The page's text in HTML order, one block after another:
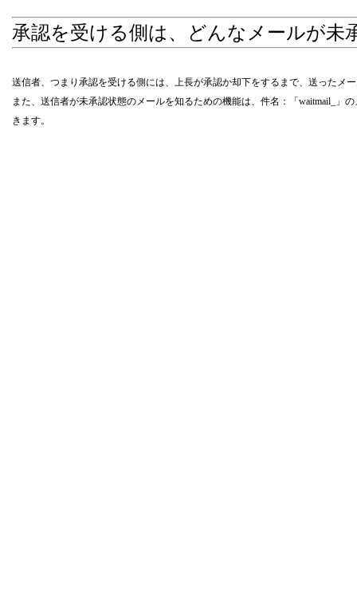
承認を受ける側は、どんなメールが未
送信者、つまり承認を受ける側には、上長が承認か却下をするまで、送ったメ
また、送信者が未承認状態のメールを知るための機能は、件名：「waitmail_
きます。